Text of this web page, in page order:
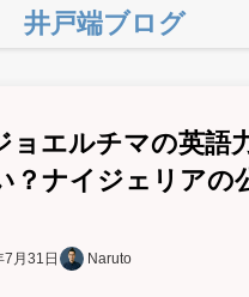
井戸端ブログ
ョエルチマの英語
？ナイジェリアの
7月31日 Naruto